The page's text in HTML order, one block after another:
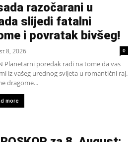
razočarani u
slijedi fatalni
i povratak bivšeg!
8, 2026 0
Planetarni poredak radi na tome da vas
iz vašeg urednog svijeta u romantični raj.
dragome...
more